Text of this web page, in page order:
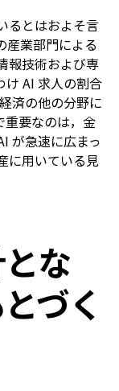
るとはおよそ言
産業部門による
報技術および専
け AI 求人の割合
済の他の分野に
重要なのは，金
が急速に広まっ
に用いている見
な
づく